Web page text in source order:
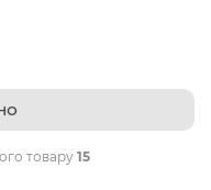
товару15